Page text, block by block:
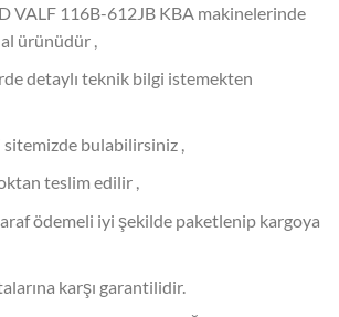
VALF 116B-612JB KBA makinelerinde
ürünüdür ,
detaylı teknik bilgi istemekten
bulabilirsiniz ,
teslim edilir ,
ödemeli iyi şekilde paketlenip kargoya
karşı garantilidir.